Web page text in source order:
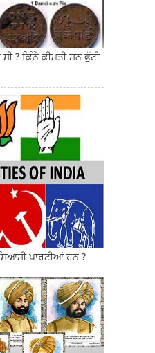
? ਕਿੰਨੇ ਕੀਮਤੀ ਸਨ ਫੁੱਟੀ
ਪਾਰਟੀਆਂ ਹਨ ?